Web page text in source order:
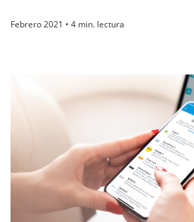
Febrero 2021 • 4 min. lectura